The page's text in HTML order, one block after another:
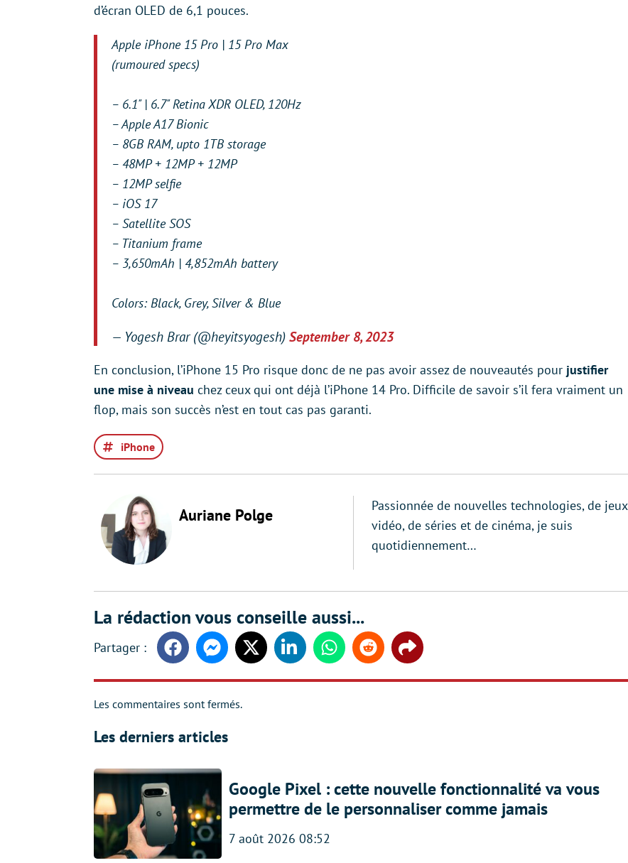
d’écran OLED de 6,1 pouces.
Apple iPhone 15 Pro | 15 Pro Max
(rumoured specs)
– 6.1" | 6.7" Retina XDR OLED, 120Hz
– Apple A17 Bionic
– 8GB RAM, upto 1TB storage
– 48MP + 12MP + 12MP
– 12MP selfie
– iOS 17
– Satellite SOS
– Titanium frame
– 3,650mAh | 4,852mAh battery
Colors: Black, Grey, Silver & Blue
— Yogesh Brar (@heyitsyogesh) September 8, 2023
En conclusion, l’iPhone 15 Pro risque donc de ne pas avoir assez de nouveautés pour justifier
une mise à niveau chez ceux qui ont déjà l’iPhone 14 Pro. Difficile de savoir s’il fera vraiment un
flop, mais son succès n’est en tout cas pas garanti.
iPhone
Auriane Polge
Passionnée de nouvelles technologies, de jeux
vidéo, de séries et de cinéma, je suis
quotidiennement…
La rédaction vous conseille aussi...
FacebookMessengerTwitter LinkedinWhatsappReddit Share
Les commentaires sont fermés.
Les derniers articles
Google Pixel : cette nouvelle fonctionnalité va vous
permettre de le personnaliser comme jamais
7 août 2026 08:52